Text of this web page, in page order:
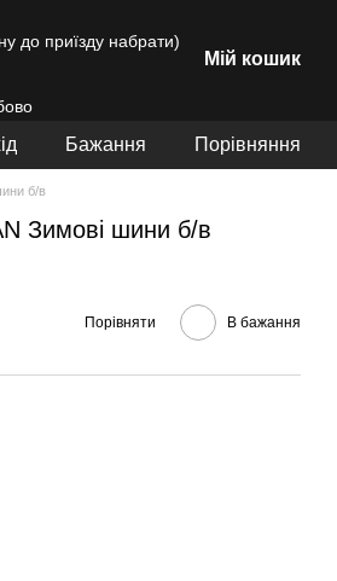
до приїзду набрати)
Мій кошик
Бажання Порівняння
б/в
Зимові шини б/в
Порівняти В бажання